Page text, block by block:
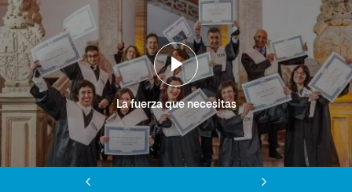
La fuerza que necesitas